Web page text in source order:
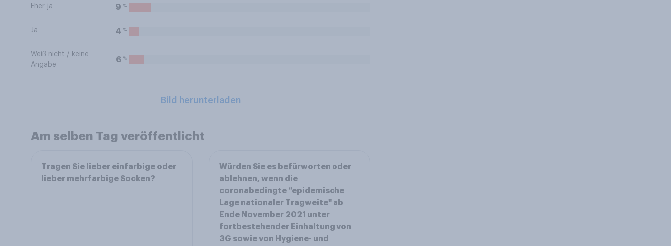
Eher ja 9 %
Ja 4 %
Weiß nicht / keine
Angabe
6 %
Bild herunterladen
Am selben Tag veröffentlicht
Tragen Sie lieber einfarbige oder
lieber mehrfarbige Socken?
Würden Sie es befürworten oder
ablehnen, wenn die
coronabedingte “epidemische
Lage nationaler Tragweite" ab
Ende November 2021 unter
fortbestehender Einhaltung von
3G sowie von Hygiene- und